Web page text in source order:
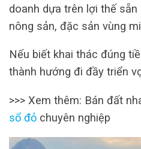
doanh dựa trên lợi thế
nông sản, đặc sản vùng
Nếu biết khai thác đúng
thành hướng đi đầy triển
>>> Xem thêm: Bán đất
sổ đỏ chuyên nghiệp